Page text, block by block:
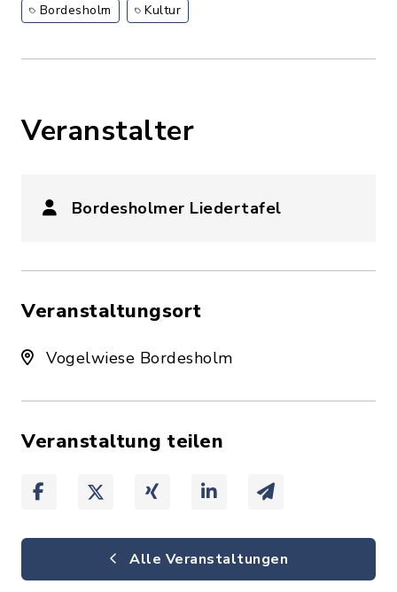
Bordesholm Kultur
Veranstalter
Bordesholmer Liedertafel
Veranstaltungsort
Vogelwiese Bordesholm
Veranstaltung teilen
Alle Veranstaltungen